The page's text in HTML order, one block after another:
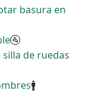
basura en
🚰
de ruedas
🚹